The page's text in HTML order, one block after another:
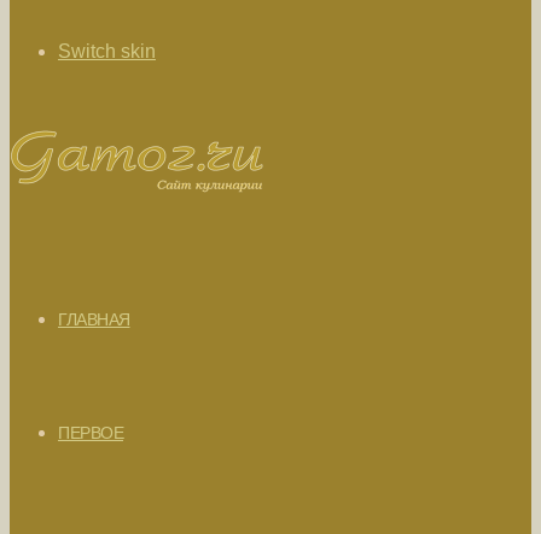
Switch skin
ГЛАВНАЯ
ПЕРВОЕ